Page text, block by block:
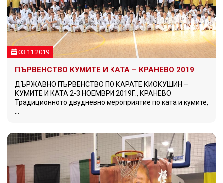
03.11.2019
ПЪРВЕНСТВО КУМИТЕ И КАТА – КРАНЕВО 2019
ДЪРЖАВНО ПЪРВЕНСТВО ПО КАРАТЕ КИОКУШИН –
КУМИТЕ И КАТА 2-3 НОЕМВРИ 2019Г., КРАНЕВО
Традиционното двудневно мероприятие по ката и кумите,